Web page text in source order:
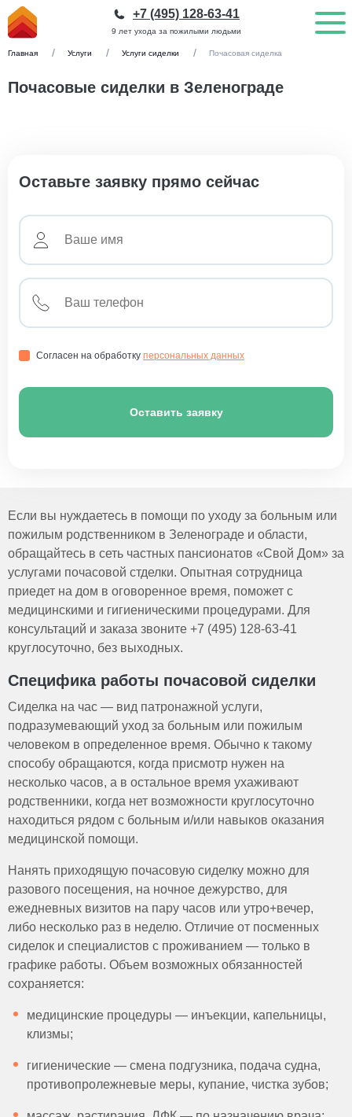
9 лет ухода за пожилыми людьми
+7 (495) 128-63-41
Главная Услуги Услуги сиделки Почасовая сиделка
Почасовые сиделки в Зеленограде
Оставьте заявку прямо сейчас
Согласен на обработку персональных данных
Оставить заявку
Если вы нуждаетесь в помощи по уходу за больным или
пожилым родственником в Зеленограде и области,
обращайтесь в сеть частных пансионатов «Свой Дом» за
услугами почасовой стделки. Опытная сотрудница
приедет на дом в оговоренное время, поможет с
медицинскими и гигиеническими процедурами. Для
консультаций и заказа звоните +7 (495) 128-63-41
круглосуточно, без выходных.
Специфика работы почасовой сиделки
Сиделка на час — вид патронажной услуги,
подразумевающий уход за больным или пожилым
человеком в определенное время. Обычно к такому
способу обращаются, когда присмотр нужен на
несколько часов, а в остальное время ухаживают
родственники, когда нет возможности круглосуточно
находиться рядом с больным и/или навыков оказания
медицинской помощи.
Нанять приходящую почасовую сиделку можно для
разового посещения, на ночное дежурство, для
ежедневных визитов на пару часов или утро+вечер,
либо несколько раз в неделю. Отличие от посменных
сиделок и специалистов с проживанием — только в
графике работы. Объем возможных обязанностей
сохраняется:
медицинские процедуры — инъекции, капельницы,
клизмы;
гигиенические — смена подгузника, подача судна,
противопролежневые меры, купание, чистка зубов;